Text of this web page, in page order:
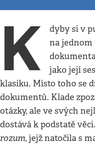
K
dyby si v
na jednom
jako její
klasiku. Místo toho se
dokumentů. Klade
otázky, ale ve svých
dostává k podstatě
rozum, jejž natočila s